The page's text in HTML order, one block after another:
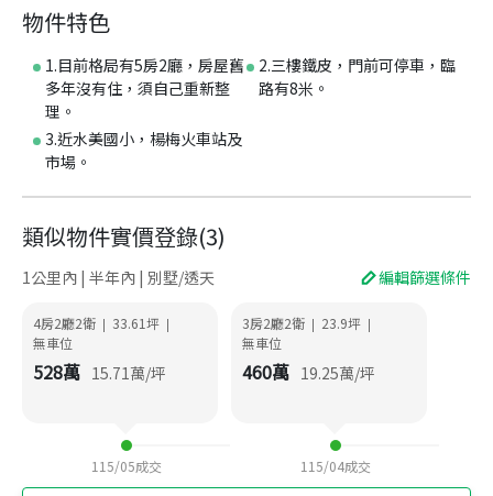
物件特色
1.目前格局有5房2廳，房屋舊
多年沒有住，須自己重新整
理。
2.三樓鐵皮，門前可停車，臨
路有8米。
3.近水美國小，楊梅火車站及
市場。
類似物件實價登錄(3)
1公里內 | 半年內 | 別墅/透天 編輯篩選條件
4房2廳2衛 | 33.61坪 |
無車位
528萬 15.71萬/坪
115/05成交
3房2廳2衛 | 23.9坪 |
無車位
460萬 19.25萬/坪
115/04成交